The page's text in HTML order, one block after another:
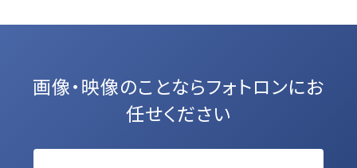
画像・映像のことならフォトロンにお
任せください